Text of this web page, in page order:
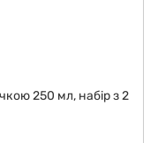
250 мл, набір з 2